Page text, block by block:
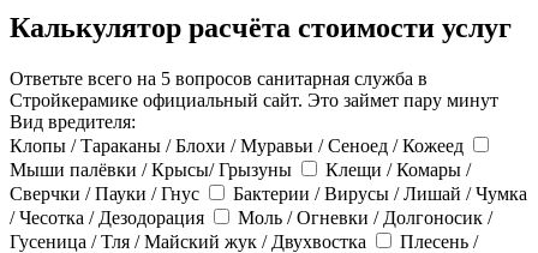
Калькулятор расчёта стоимости услуг
Ответьте всего на 5 вопросов санитарная служба в
Стройкерамике официальный сайт. Это займет пару минут
Вид вредителя:
Клопы / Тараканы / Блохи / Муравьи / Сеноед / Кожеед
Мыши палёвки / Крысы/ Грызуны
Клещи / Комары /
Сверчки / Пауки / Гнус
Бактерии / Вирусы / Лишай / Чумка
/ Чесотка / Дезодорация
Моль / Огневки / Долгоносик /
Гусеница / Тля / Майский жук / Двухвостка
Плесень /